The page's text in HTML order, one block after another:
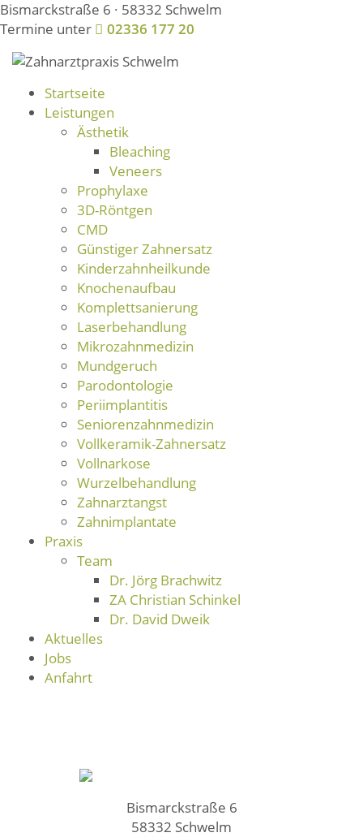
Bismarckstraße 6 · 58332 Schwelm
Termine unter
02336 177 20
Startseite
Leistungen
Ästhetik
Bleaching
Veneers
Prophylaxe
3D-Röntgen
CMD
Günstiger Zahnersatz
Kinderzahnheilkunde
Knochenaufbau
Komplettsanierung
Laserbehandlung
Mikrozahnmedizin
Mundgeruch
Parodontologie
Periimplantitis
Seniorenzahnmedizin
Vollkeramik-Zahnersatz
Vollnarkose
Wurzelbehandlung
Zahnarztangst
Zahnimplantate
Praxis
Team
Dr. Jörg Brachwitz
ZA Christian Schinkel
Dr. David Dweik
Aktuelles
Jobs
Anfahrt
Bismarckstraße 6
58332 Schwelm